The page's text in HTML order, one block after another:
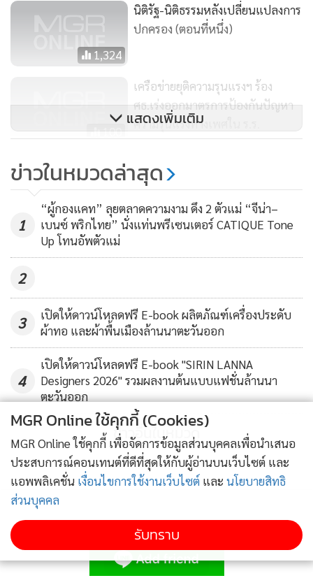
อย่างไรก็ตาม การนำหลักยุติธรรมเชิงสมานฉันท์ไปปรับใช้ใน
กระบวนการยุติธรรมกระแสหลักทั่วโลกมีพัฒนาการที่ค่อนข้าง
“ช้า” กว่าที่คาดการณ์ไว้ โดยเป็นผลมาจากความยอมรับจาก
ทั้งนี้ ปัจจัยสำคัญที่จะทำให้หลักยุติธรรมเชิงสมานฉันท์สำเร็จได้
ประเทศ พัฒนาเป็นโร้ดแมพ หรือระบบในการนำหลักคิดดัง
กล่าวเข้ามาใช้กับระบบยุติธรรมกระแสหลัก
สิ่งที่จะช่วยให้เกิดการยอมรับแนวคิดดังกล่าวในสาธารณะได้ คือ
การสร้างการรับรู้เกี่ยวกับข้อดีของหลักยุติธรรมเชิงสมานฉันท์
สร้างความมั่นใจให้กับสาธารณะต่อระบบยุติธรรมทางเลือก ขณะ
เดียวกัน ต้องมีการอบรมสร้างความเข้าใจให้กับผู้ปฏิบัติงานด้าน
ยุติธรรม โดยเฉพาะอย่างยิ่งตำรวจ ผู้ที่เป็นด่านหน้าในการดำเนิน
คดี ซึ่งทั้งหมดต้องอาศัยการขับเคลื่อนอย่างเป็นระบบ “การใช้
หลักยุติธรรมเชิงสมานฉันท์ไม่มีทางลัด ซึ่งใช้เวลาในการทบทวน
และหาวิธีในการดำเนินการ มันจะค่อยๆ สำเร็จไปทีละขั้นๆ ซึ่ง
จำเป็นต้องกำหนดเป็นพันธกรณีในระยะยาว เพื่อส่งเสริมแนวคิด
ดังกล่าวในวงกว้าง” นายอีวอง อธิบาย
กระตุ้นรัฐบาลทั่วโลก “ลงทุน” ยุติธรรมทางเลือก
นายทิม แชปแมน
สมานฉันท์แห่งสหภาพยุโรป กล่าวว่า รัฐบาล และหน่วยงานด้าน
ยุติธรรมของประเทศต่าง ๆ ควรหันมาศึกษาหลักยุติธรรมเชิง
สมานฉันท์มากขึ้น เพื่อความก้าวหน้าในการขับเคลื่อนหลักคิดดัง
1,324
นิติรัฐ-นิติธรรมหลังเปลี่ยนแปลงการ
ปกครอง (ตอนที่หนึ่ง)
100
เครือข่ายยุติความรุนแรงฯ ร้อง
ศธ.เร่งออกมาตรการป้องกันปัญหา
ความรุนแรงทางเพศใน ร.ร.
189
โปร่งใส ครั้งที่ 9 ประจำปี 62
แสดงเพิ่มเติม
ข่าวในหมวดล่าสุด
1
“ผู้กองแคท” ลุยตลาดความงาม ดึง 2 ตัวแม่ “จีน่า–
เบนซ์ พริกไทย” นั่งแท่นพรีเซนเตอร์ CATIQUE Tone
Up โทนอัพตัวแม่
2
3
เปิดให้ดาวน์โหลดฟรี E-book ผลิตภัณฑ์เครื่องประดับ
ผ้าทอ และผ้าพื้นเมืองล้านนาตะวันออก
4
เปิดให้ดาวน์โหลดฟรี E-book "SIRIN LANNA
Designers 2026" รวมผลงานต้นแบบแฟชั่นล้านนา
ตะวันออก
ข่าวอื่นในหมวด
ติดตามข่าวสารผ่านทาง LINE
MGR Online ใช้คุกกี้ (Cookies)
MGR Online ใช้คุกกี้ เพื่อจัดการข้อมูลส่วนบุคคลเพื่อนำเสนอ
ประสบการณ์คอนเทนต์ที่ดีที่สุดให้กับผู้อ่านบนเว็บไซต์ และ
แอพพลิเคชั่น เงื่อนไขการใช้งานเว็บไซต์ และ นโยบายสิทธิ
ส่วนบุคคล
รับทราบ